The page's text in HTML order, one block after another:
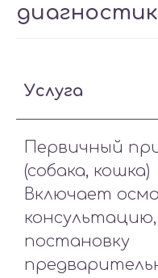
Услуга
Первичный
(собака, кошка)
Включает
консультацию,
постановку